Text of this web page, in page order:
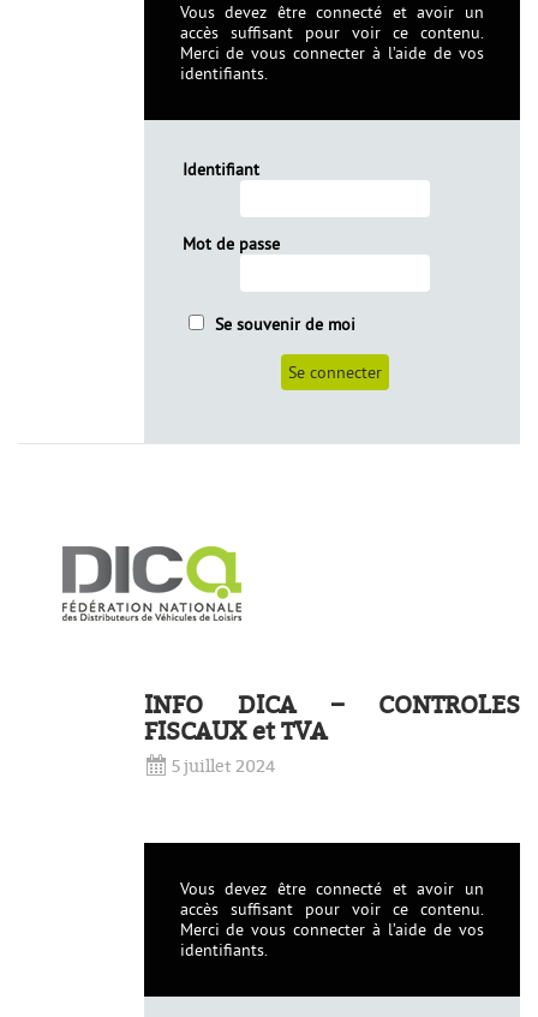
Vous devez être connecté et avoir un
accès suffisant pour voir ce contenu.
Merci de vous connecter à l’aide de vos
identifiants.
Identifiant
Mot de passe
Se souvenir de moi
INFO DICA – CONTROLES
FISCAUX et TVA
5 juillet 2024
Vous devez être connecté et avoir un
accès suffisant pour voir ce contenu.
Merci de vous connecter à l’aide de vos
identifiants.